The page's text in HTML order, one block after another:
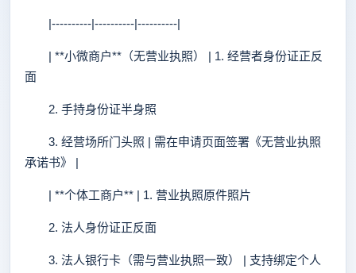
|----------|----------|----------|
| **小微商户**（无营业执照） | 1. 经营者身份证正反
面
2. 手持身份证半身照
3. 经营场所门头照 | 需在申请页面签署《无营业执照
承诺书》 |
| **个体工商户** | 1. 营业执照原件照片
2. 法人身份证正反面
3. 法人银行卡（需与营业执照一致） | 支持绑定个人